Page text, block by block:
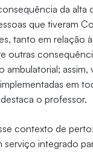
da alta
que tiveram
tanto em relação
assim,
em
o professor.
contexto de
serviço integrado